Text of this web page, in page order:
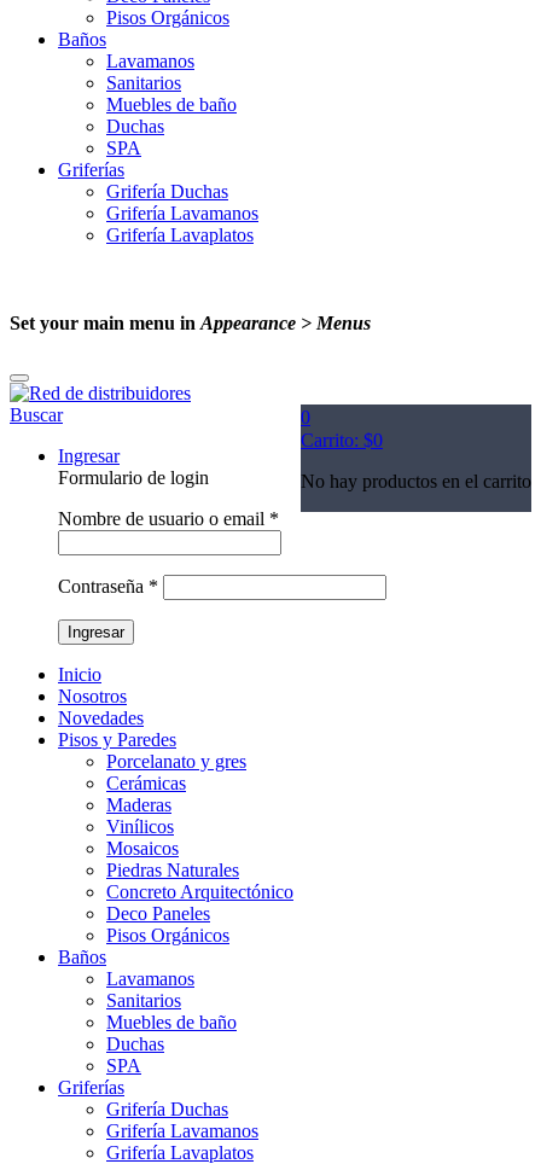
Pisos Orgánicos
Baños
Lavamanos
Sanitarios
Muebles de baño
Duchas
SPA
Griferías
Grifería Duchas
Grifería Lavamanos
Grifería Lavaplatos
Set your main menu in Appearance > Menus
0
Carrito: $0
No hay productos en el carrito
Buscar
Ingresar
Formulario de login
Nombre de usuario o email *
Contraseña *
Inicio
Nosotros
Novedades
Pisos y Paredes
Porcelanato y gres
Cerámicas
Maderas
Vinílicos
Mosaicos
Piedras Naturales
Concreto Arquitectónico
Deco Paneles
Pisos Orgánicos
Baños
Lavamanos
Sanitarios
Muebles de baño
Duchas
SPA
Griferías
Grifería Duchas
Grifería Lavamanos
Grifería Lavaplatos